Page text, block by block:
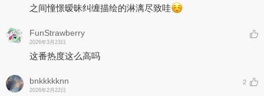
之间憧憬暧昧纠缠描绘的淋漓尽致哇
FunStrawberry
2026年3月23日
这番热度这么高吗
bnkkkkknn
2026年2月22日
2